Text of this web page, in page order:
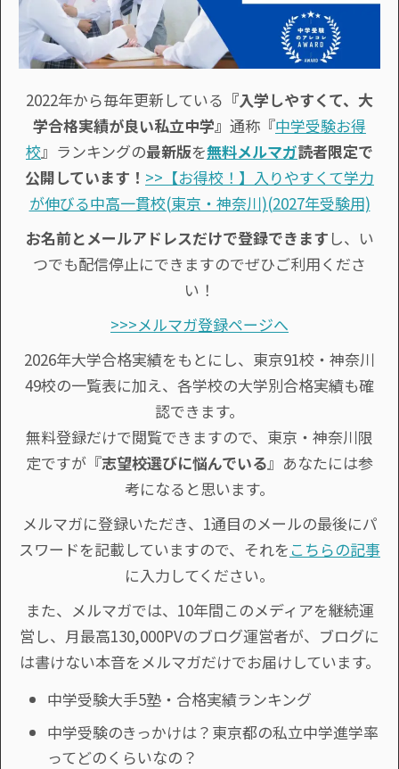
2022年から毎年更新している 『入学しやすくて、大
学合格実績が良い私立中学』 通称『中学受験お得
校』ランキングの最新版を無料メルマガ読者限定で
公開しています！ >>【お得校！】入りやすくて学力
が伸びる中高一貫校(東京・神奈川)(2027年受験用)
お名前とメールアドレスだけで登録できます し、い
つでも配信停止にできますのでぜひご利用くださ
い！
>>>メルマガ登録ページへ
2026年大学合格実績をもとにし、東京91校・神奈川
49校の一覧表に加え、各学校の大学別合格実績も確
認できます。
無料登録だけで閲覧できますので、東京・神奈川限
定ですが『志望校選びに悩んでいる』あなたには参
考になると思います。
メルマガに登録いただき、1通目のメールの最後にパ
スワードを記載していますので、それを こちらの記事
に入力してください。
また、メルマガでは、10年間このメディアを継続運
営し、月最高130,000PVのブログ運営者が、ブログに
は書けない本音をメルマガだけでお届けしています。
中学受験大手5塾・合格実績ランキング
中学受験のきっかけは？東京都の私立中学進学率
ってどのくらいなの？